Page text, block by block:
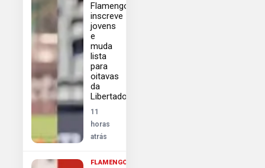
Flamengo
inscreve
jovens
e
muda
lista
para
oitavas
da
Libertadores
11
horas
atrás
FLAMENGO